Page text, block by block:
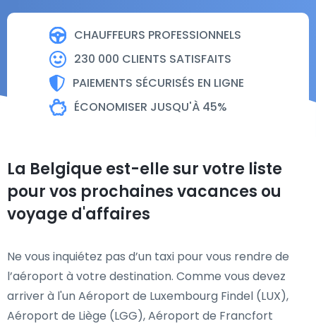
CHAUFFEURS PROFESSIONNELS
230 000 CLIENTS SATISFAITS
PAIEMENTS SÉCURISÉS EN LIGNE
ÉCONOMISER JUSQU'À 45%
La Belgique est-elle sur votre liste
pour vos prochaines vacances ou
voyage d'affaires
Ne vous inquiétez pas d’un taxi pour vous rendre de
l’aéroport à votre destination. Comme vous devez
arriver à l'un Aéroport de Luxembourg Findel (LUX),
Aéroport de Liège (LGG), Aéroport de Francfort